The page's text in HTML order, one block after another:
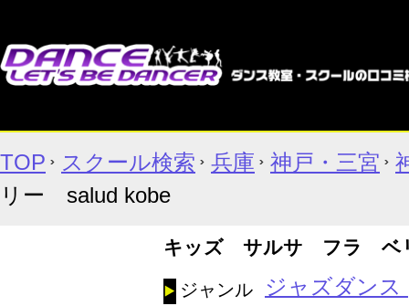
TOP スクール検索 兵庫 神戸・三宮
リー salud kobe
キッズ サルサ フラ ベ
ジャンル
ジャズダンス